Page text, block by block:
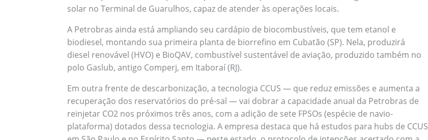
solar no Terminal de Guarulhos, capaz de atender às operações locais.
A Petrobras ainda está ampliando seu cardápio de biocombustíveis, que tem etanol e
biodiesel, montando sua primeira planta de biorrefino em Cubatão (SP). Nela, produzirá
diesel renovável (HVO) e BioQAV, combustível sustentável de aviação, produzido também no
polo Gaslub, antigo Comperj, em Itaboraí (RJ).
Em outra frente de descarbonização, a tecnologia CCUS — que reduz emissões e aumenta a
recuperação dos reservatórios do pré-sal — vai dobrar a capacidade anual da Petrobras de
reinjetar CO2 nos próximos três anos, com a adição de sete FPSOs (espécie de navio-
plataforma) dotados dessa tecnologia. A empresa destaca que há estudos para hubs de CCUS